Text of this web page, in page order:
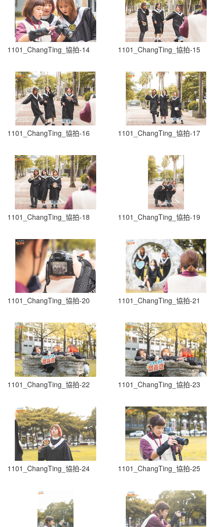
1101_ChangTing_協拍-14 1101_ChangTing_協拍-15
1101_ChangTing_協拍-16 1101_ChangTing_協拍-17
1101_ChangTing_協拍-18 1101_ChangTing_協拍-19
1101_ChangTing_協拍-20 1101_ChangTing_協拍-21
1101_ChangTing_協拍-22 1101_ChangTing_協拍-23
1101_ChangTing_協拍-24 1101_ChangTing_協拍-25